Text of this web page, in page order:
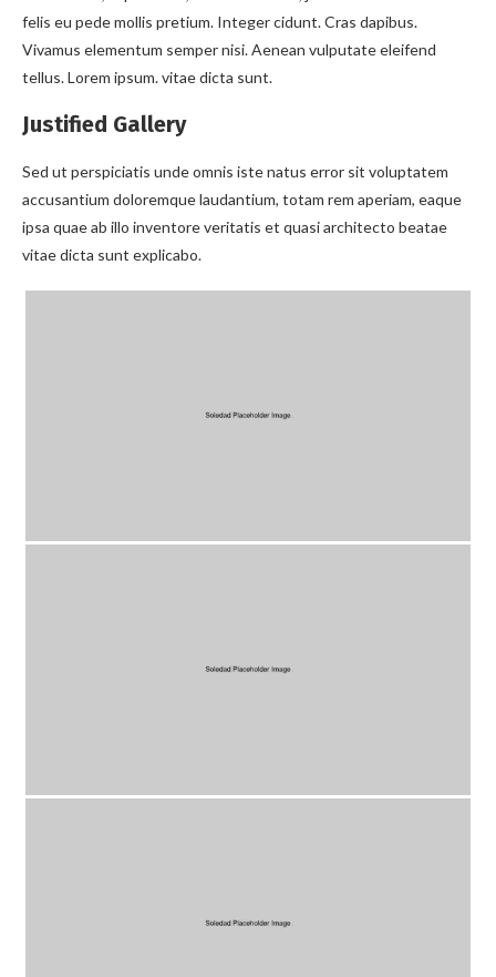
felis eu pede mollis pretium. Integer cidunt. Cras dapibus.
Vivamus elementum semper nisi. Aenean vulputate eleifend
tellus. Lorem ipsum. vitae dicta sunt.
Justified Gallery
Sed ut perspiciatis unde omnis iste natus error sit voluptatem
accusantium doloremque laudantium, totam rem aperiam, eaque
ipsa quae ab illo inventore veritatis et quasi architecto beatae
vitae dicta sunt explicabo.